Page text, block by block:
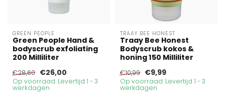
GREEN PEOPLE
Green People Hand &
bodyscrub exfoliating
200 Milliliter
€28,60 €26,00
Op voorraad. Levertijd 1 - 3
werkdagen
TRAAY BEE HONEST
Traay Bee Honest
Bodyscrub kokos &
honing 150 Milliliter
€10,99 €9,99
Op voorraad. Levertijd 1 - 3
werkdagen